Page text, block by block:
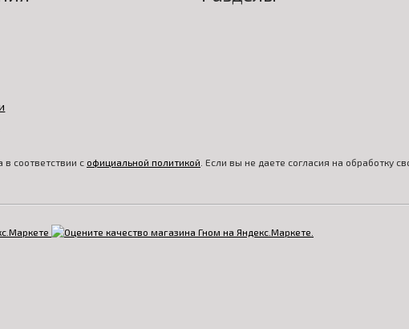
соответствии с официальной политикой . Если вы не даете согласия на обработку